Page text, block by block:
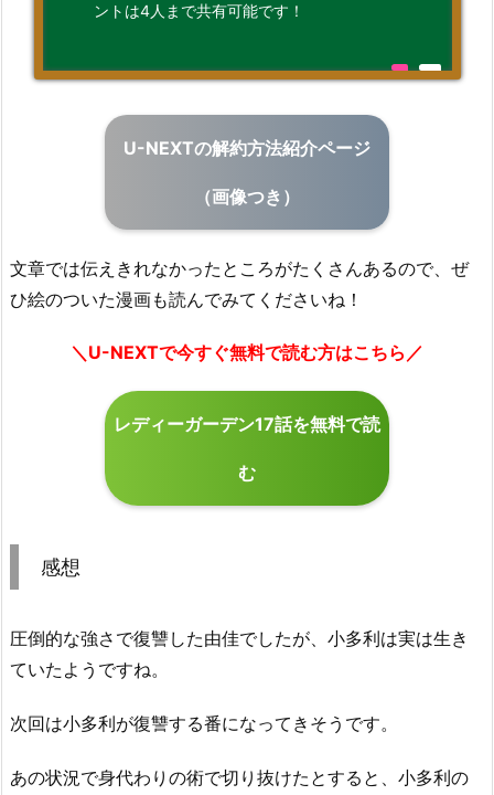
ントは4人まで共有可能です！
U-NEXTの解約方法紹介ページ
（画像つき）
文章では伝えきれなかったところがたくさんあるので、ぜ
ひ絵のついた漫画も読んでみてくださいね！
＼U-NEXTで今すぐ無料で読む方はこちら／
レディーガーデン17話を無料で読
む
感想
圧倒的な強さで復讐した由佳でしたが、小多利は実は生き
ていたようですね。
次回は小多利が復讐する番になってきそうです。
あの状況で身代わりの術で切り抜けたとすると、小多利の